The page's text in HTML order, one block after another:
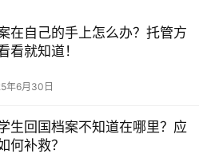
在自己的手上怎么办？托管方
看就知道！
年6月30日
生回国档案不知道在哪里？应
何补救？